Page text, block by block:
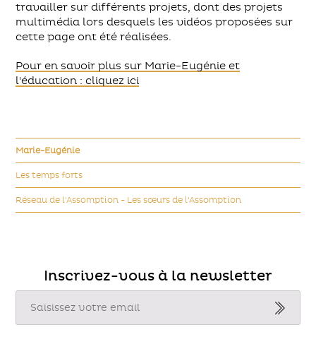
travailler sur différents projets, dont des projets
multimédia lors desquels les vidéos proposées sur
cette page ont été réalisées.
Pour en savoir plus sur Marie-Eugénie et
l'éducation : cliquez ici
Marie-Eugénie
Les temps forts
Réseau de l'Assomption - Les sœurs de l'Assomption
Inscrivez-vous à la newsletter